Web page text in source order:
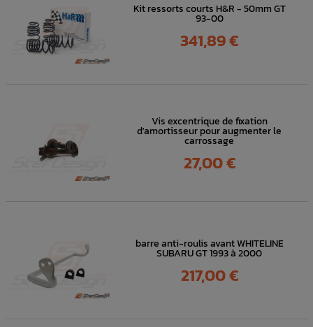
Kit ressorts courts H&R - 50mm GT
93-00
Prix
341,89 €
Vis excentrique de fixation
d'amortisseur pour augmenter le
carrossage
Prix
27,00 €
barre anti-roulis avant WHITELINE
SUBARU GT 1993 à 2000
Prix
217,00 €